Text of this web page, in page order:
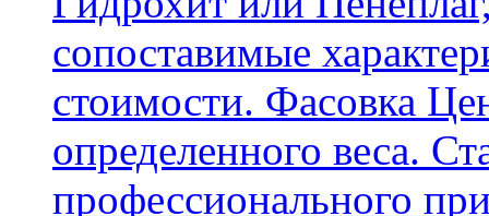
сопоставимые
стоимости. Фасовка
определенного веса.
профессионального